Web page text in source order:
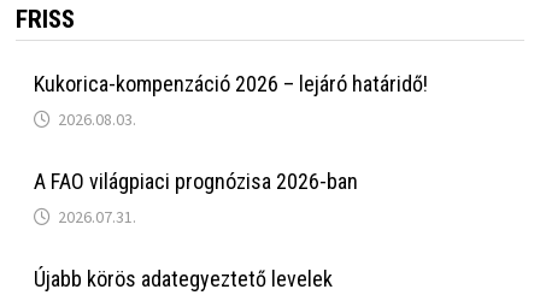
FRISS
Kukorica-kompenzáció 2026 – lejáró határidő!
2026.08.03.
A FAO világpiaci prognózisa 2026-ban
2026.07.31.
Újabb körös adategyeztető levelek